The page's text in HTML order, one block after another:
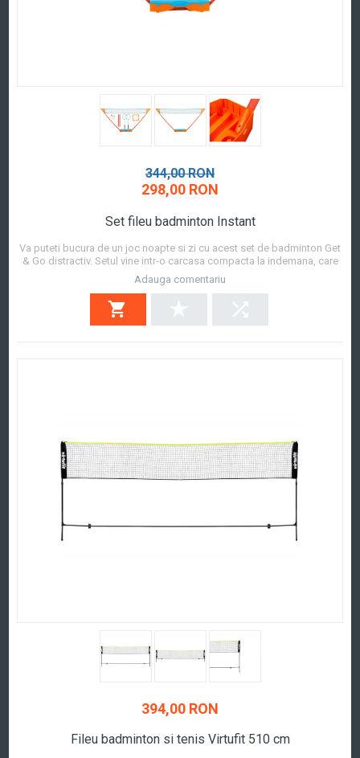
344,00 RON
298,00 RON
Set fileu badminton Instant
Va puteti bucura de un joc noapte si zi cu acest set de badminton Get
& Go distractiv. Setul vine intr-o carcasa compacta la indemana, care
se dubleaza ca unitate de baza pentru net. Doar asezati stalpii in
baza, agatati plasa pe stalpi si sunteti gata sa jucati! Fluturasii cu pene
au o lampa LED...
Afla mai mult
Adauga comentariu
394,00 RON
Fileu badminton si tenis Virtufit 510 cm